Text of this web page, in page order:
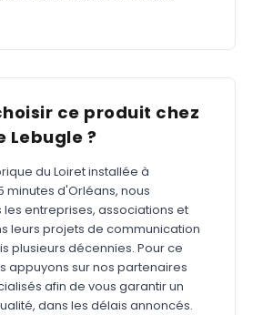
Nouveau
ce produit chez
Lebugle ?
du Loiret installée à
minutes d'Orléans, nous
entreprises, associations et
leurs projets de communication
plusieurs décennies. Pour ce
appuyons sur nos partenaires
afin de vous garantir un
dans les délais annoncés.